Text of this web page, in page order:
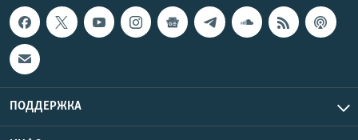
ПОДДЕРЖКА